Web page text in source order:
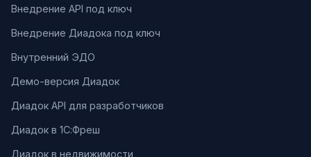
Внедрение API под ключ
Внедрение Диадока под ключ
Внутренний ЭДО
Демо-версия Диадок
Диадок API для разработчиков
Диадок в 1С:Фреш
Диадок в недвижимости